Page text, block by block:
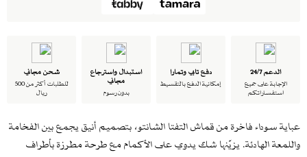
الدعم 24/7
الإجابة على جميع
استفساراتكم
دفع تابي وتمارا
إمكانية الدفع بالتقسيط
استبدال واسترجاع
مجاني
بدون رسوم
شحن مجاني
للطلبات أكثر من 500
ريال
عباية سوداء فاخرة من قماش التفتا الشانتو، بتصميم أنيق يجمع بين الفخامة
واللمعة الهادئة. يزيّنها شك يدوي على الأكمام مع طرحة مطرزة بأطراف